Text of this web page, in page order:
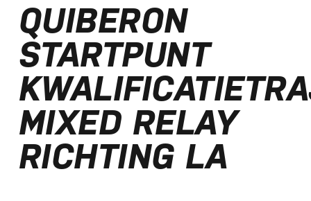
Selectie EK lange afstand Almere bekend
Kalenders T50 en T100 World Championship
Tour 2027 bekend
NTB ontvangt bijdrage van Nederlandse
Loterij​
ALLE NIEUWSBERICHTEN
QUIBERON
STARTPUNT
MIXED RELAY
RICHTING LA